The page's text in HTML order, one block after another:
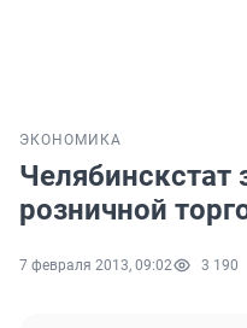
ЭКОНОМИКА
Челябинскстат
розничной
7 февраля 2013, 09:02 3 190